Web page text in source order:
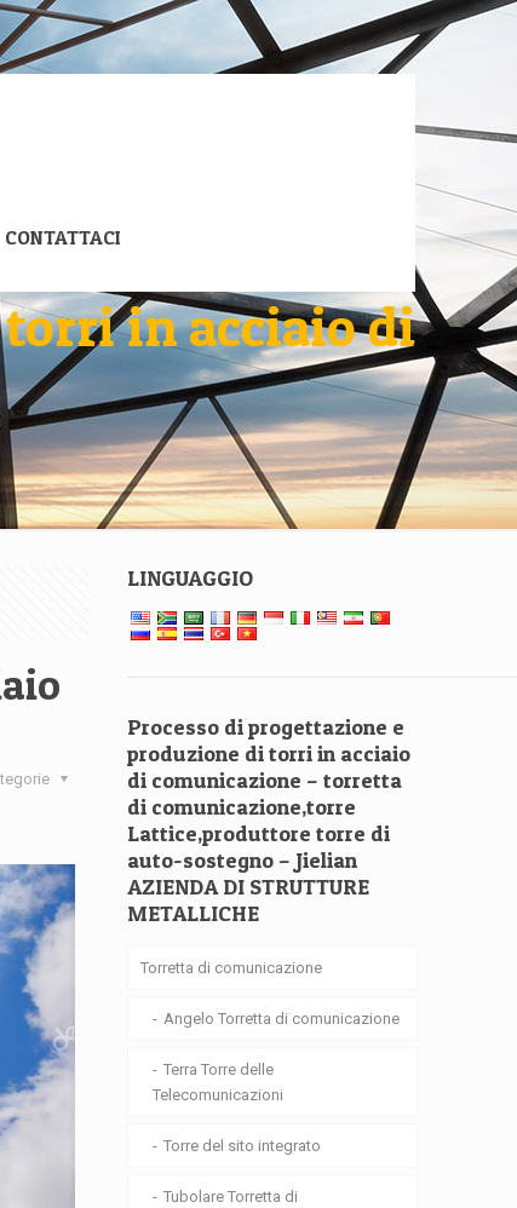
CONTATTACI
torri in acciaio di
LINGUAGGIO
Processo di progettazione e
produzione di torri in acciaio
di comunicazione – torretta
di comunicazione,torre
Lattice,produttore torre di
auto-sostegno – Jielian
AZIENDA DI STRUTTURE
METALLICHE
Torretta di comunicazione
Angelo Torretta di comunicazione
Terra Torre delle
Telecomunicazioni
Torre del sito integrato
Tubolare Torretta di